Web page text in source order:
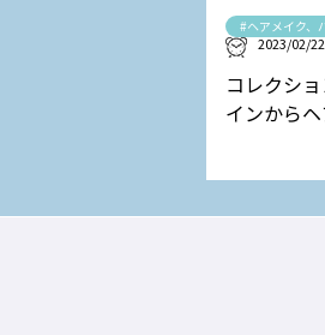
#ヘアメイク、
2023/02/22
コレクシ
インから